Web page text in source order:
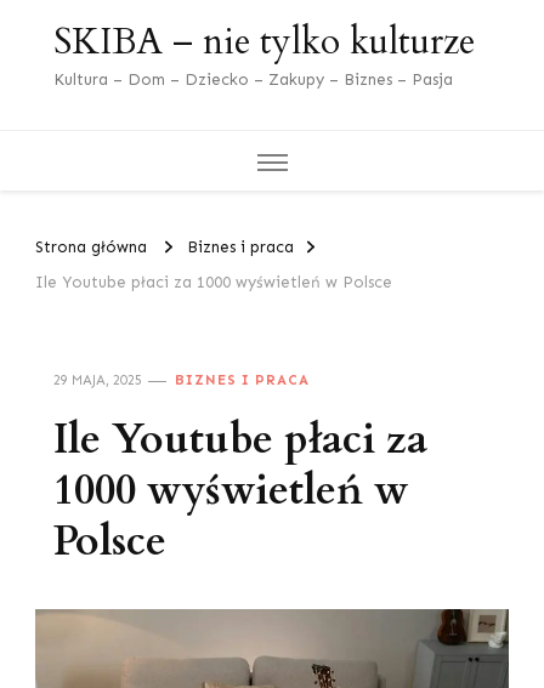
SKIBA – nie tylko kulturze
Kultura – Dom – Dziecko – Zakupy – Biznes – Pasja
Strona główna
Biznes i praca
Ile Youtube płaci za 1000 wyświetleń w Polsce
29 MAJA, 2025 BIZNES I PRACA
Ile Youtube płaci za
1000 wyświetleń w
Polsce